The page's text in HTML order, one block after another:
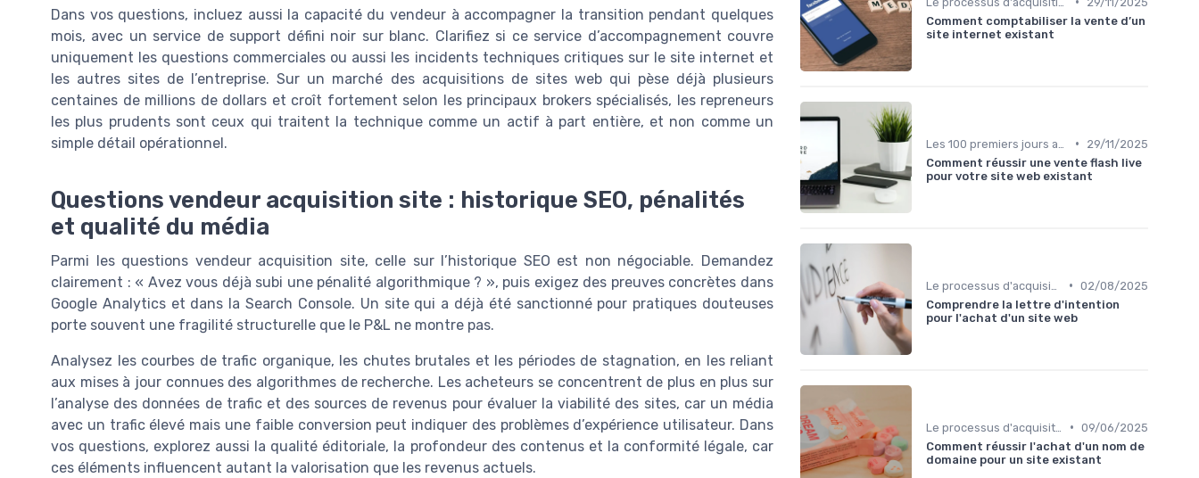
Dans vos questions, incluez aussi la capacité du vendeur à accompagner la transition pendant quelques
mois, avec un service de support défini noir sur blanc. Clarifiez si ce service d’accompagnement couvre
uniquement les questions commerciales ou aussi les incidents techniques critiques sur le site internet et
les autres sites de l’entreprise. Sur un marché des acquisitions de sites web qui pèse déjà plusieurs
centaines de millions de dollars et croît fortement selon les principaux brokers spécialisés, les repreneurs
les plus prudents sont ceux qui traitent la technique comme un actif à part entière, et non comme un
simple détail opérationnel.
Questions vendeur acquisition site : historique SEO, pénalités
et qualité du média
Parmi les questions vendeur acquisition site, celle sur l’historique SEO est non négociable. Demandez
clairement : « Avez vous déjà subi une pénalité algorithmique ? », puis exigez des preuves concrètes dans
Google Analytics et dans la Search Console. Un site qui a déjà été sanctionné pour pratiques douteuses
porte souvent une fragilité structurelle que le P&L ne montre pas.
Analysez les courbes de trafic organique, les chutes brutales et les périodes de stagnation, en les reliant
aux mises à jour connues des algorithmes de recherche. Les acheteurs se concentrent de plus en plus sur
l’analyse des données de trafic et des sources de revenus pour évaluer la viabilité des sites, car un média
avec un trafic élevé mais une faible conversion peut indiquer des problèmes d’expérience utilisateur. Dans
vos questions, explorez aussi la qualité éditoriale, la profondeur des contenus et la conformité légale, car
ces éléments influencent autant la valorisation que les revenus actuels.
Comment comptabiliser la vente d’un
site internet existant
•
29/11/2025
Comment réussir une vente flash live
pour votre site web existant
• 02/08/2025
Comprendre la lettre d'intention
pour l'achat d'un site web
• 09/06/2025
Comment réussir l'achat d'un nom de
domaine pour un site existant